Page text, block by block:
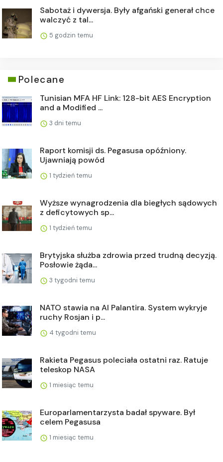
Sabotaż i dywersja. Były afgański generał chce
walczyć z tal...
5 godzin temu
Polecane
Tunisian MFA HF Link: 128-bit AES Encryption
and a Modified ...
3 dni temu
Raport komisji ds. Pegasusa opóźniony.
Ujawniają powód
1 tydzień temu
Wyższe wynagrodzenia dla biegłych sądowych
z deficytowych sp...
1 tydzień temu
Brytyjska służba zdrowia przed trudną decyzją.
Posłowie żąda...
3 tygodni temu
NATO stawia na AI Palantira. System wykryje
ruchy Rosjan i p...
4 tygodni temu
Rakieta Pegasus poleciała ostatni raz. Ratuje
teleskop NASA
1 miesiąc temu
Europarlamentarzysta badał spyware. Był
celem Pegasusa
1 miesiąc temu